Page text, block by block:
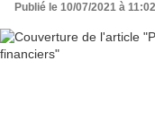
Publié le 10/07/2021 à 11:02